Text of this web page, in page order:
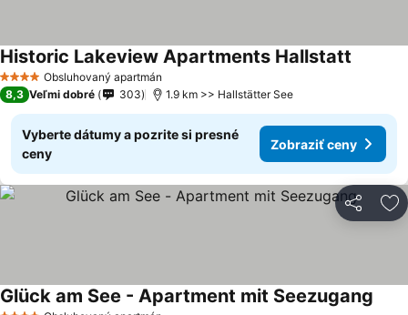
4 Počet hviezdičiek
Obsluhovaný apartmán
Historic Lakeview Apartments Hallstatt
8,3 Veľmi dobré 303 1.9 km >> Hallstätter See
Vyberte dátumy a pozrite si presné
ceny
Zobraziť ceny
Zdieľať
Glück am See - Apartment mit Seezugang